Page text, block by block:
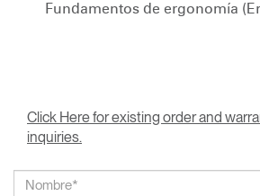
Fundamentos de ergonomía
Click Here for existing order and
inquiries.